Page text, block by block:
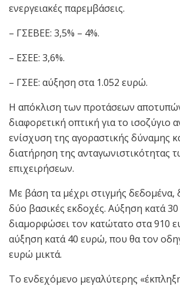
ενεργειακές παρεμβάσεις.
– ΓΣΕΒΕΕ: 3,5% – 4%.
– ΕΣΕΕ: 3,6%.
– ΓΣΕΕ: αύξηση στα 1.052 ευρώ.
Η απόκλιση των προτάσεων
διαφορετική οπτική για το ισοζύγιο
ενίσχυση της αγοραστικής δύναμης
διατήρηση της ανταγωνιστικότητας
επιχειρήσεων.
Με βάση τα μέχρι στιγμής δεδομένα,
δύο βασικές εκδοχές. Αύξηση κατά
διαμορφώσει τον κατώτατο στα 910
αύξηση κατά 40 ευρώ, που θα τον
ευρώ μικτά.
Το ενδεχόμενο μεγαλύτερης